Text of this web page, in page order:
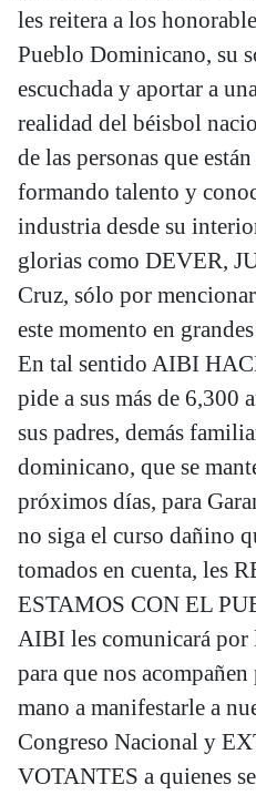
les reitera a los
Pueblo Dominicano, su
escuchada y aportar a
realidad del béisbol
de las personas que
formando talento y
industria desde su
glorias como DEVER,
Cruz, sólo por
este momento en
En tal sentido AIBI
pide a sus más de 6,300
sus padres, demás
dominicano, que se
próximos días, para
no siga el curso dañino
tomados en cuenta, les
ESTAMOS CON EL
AIBI les comunicará por
para que nos
mano a manifestarle a
Congreso Nacional y
VOTANTES a quienes